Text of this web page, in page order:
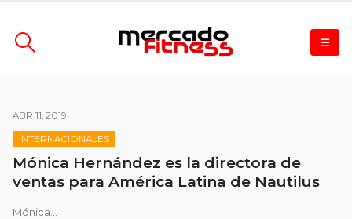
ABR 11, 2019
INTERNACIONALES
Mónica Hernández es la directora de
ventas para América Latina de Nautilus
Mónica...